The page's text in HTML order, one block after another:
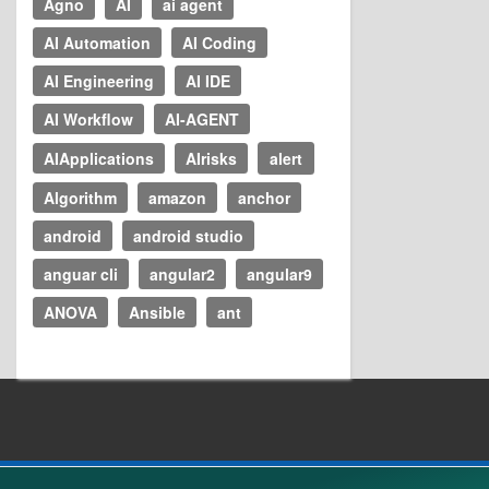
AI Automation
AI Coding
AI Engineering
AI IDE
AI Workflow
AI-AGENT
AIApplications
AIrisks
alert
Algorithm
amazon
anchor
android
android studio
anguar cli
angular2
angular9
ANOVA
Ansible ant